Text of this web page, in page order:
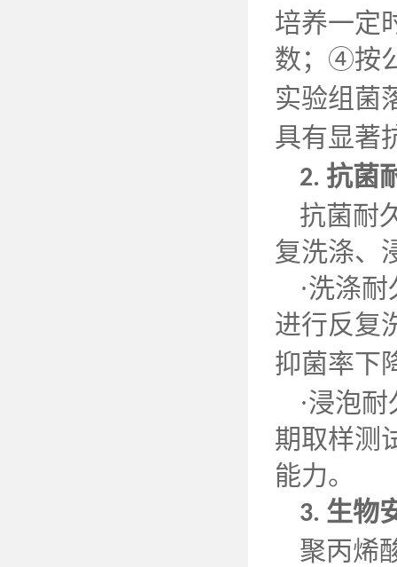
培养一定
数；④按
实验组菌
具有显著
2. 抗菌
抗菌耐
复洗涤、
·洗涤
进行反复
抑菌率下
·浸泡
期取样测
能力。
3. 生物
聚丙烯